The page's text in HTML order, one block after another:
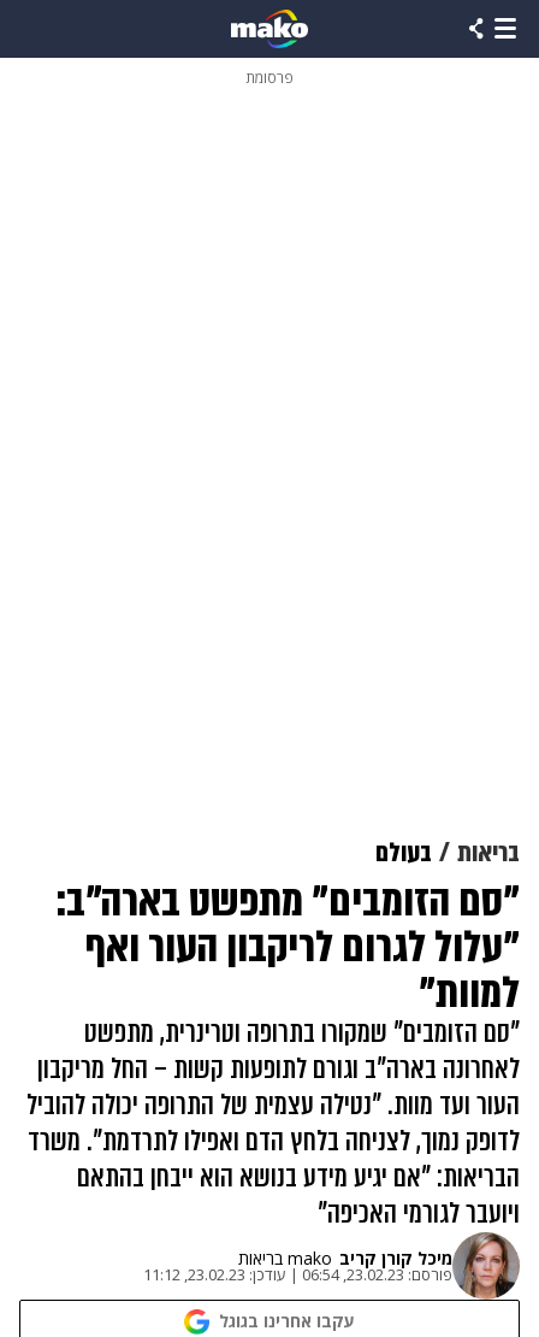
פרסומת
בריאות בעולם
"סם הזומבים" מתפשט בארה"ב:
"עלול לגרום לריקבון העור ואף
למוות"
"סם הזומבים" שמקורו בתרופה וטרינרית, מתפשט
לאחרונה בארה"ב וגורם לתופעות קשות – החל מריקבון
העור ועד מוות. "נטילה עצמית של התרופה יכולה להוביל
לדופק נמוך, לצניחה בלחץ הדם ואפילו לתרדמת". משרד
הבריאות: "אם יגיע מידע בנושא הוא ייבחן בהתאם
ויועבר לגורמי האכיפה"
מיכל קורן קריב mako בריאות
פורסם: 23.02.23, 06:54
| עודכן: 23.02.23, 11:12
עקבו אחרינו בגוגל